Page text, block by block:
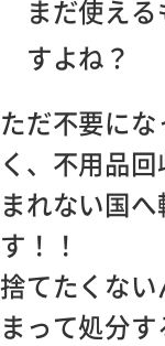
まだ使え
すよね？
ただ不要に
く、不用品
まれない国
す！！
捨てたくな
まって処分